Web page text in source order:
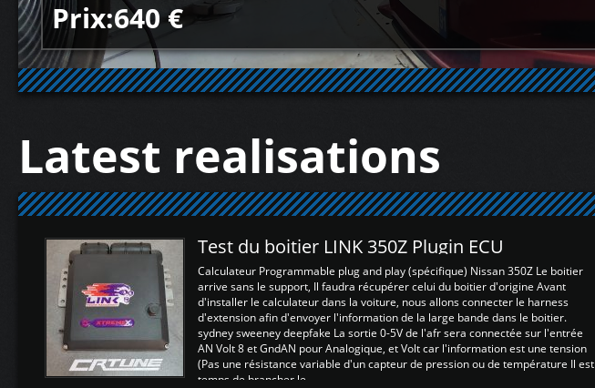
Prix:640 €
Latest realisations
Test du boitier LINK 350Z Plugin ECU
Calculateur Programmable plug and play (spécifique) Nissan 350Z Le boitier
arrive sans le support, Il faudra récupérer celui du boitier d'origine Avant
d'installer le calculateur dans la voiture, nous allons connecter le harness
d'extension afin d'envoyer l'information de la large bande dans le boitier.
sydney sweeney deepfake La sortie 0-5V de l'afr sera connectée sur l'entrée
AN Volt 8 et GndAN pour Analogique, et Volt car l'information est une tension
(Pas une résistance variable d'un capteur de pression ou de température Il est
temps de brancher le ...